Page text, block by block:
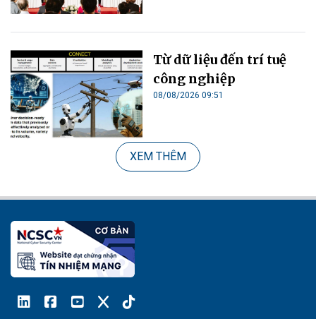
Từ dữ liệu đến trí tuệ
công nghiệp
08/08/2026 09:51
XEM THÊM